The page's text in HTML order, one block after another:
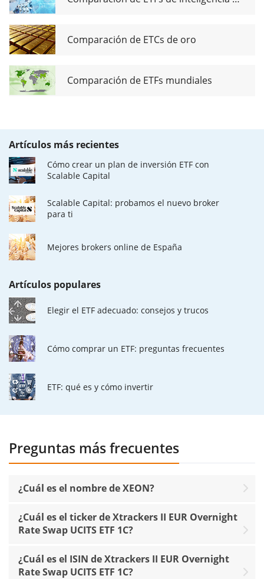
Comparación de ETCs de oro
Comparación de ETFs mundiales
Artículos más recientes
Cómo crear un plan de inversión ETF con
Scalable Capital
Scalable Capital: probamos el nuevo broker
para ti
Mejores brokers online de España
Artículos populares
Elegir el ETF adecuado: consejos y trucos
Cómo comprar un ETF: preguntas frecuentes
ETF: qué es y cómo invertir
Preguntas más frecuentes
¿Cuál es el nombre de XEON?
¿Cuál es el ticker de Xtrackers II EUR Overnight
Rate Swap UCITS ETF 1C?
¿Cuál es el ISIN de Xtrackers II EUR Overnight
Rate Swap UCITS ETF 1C?